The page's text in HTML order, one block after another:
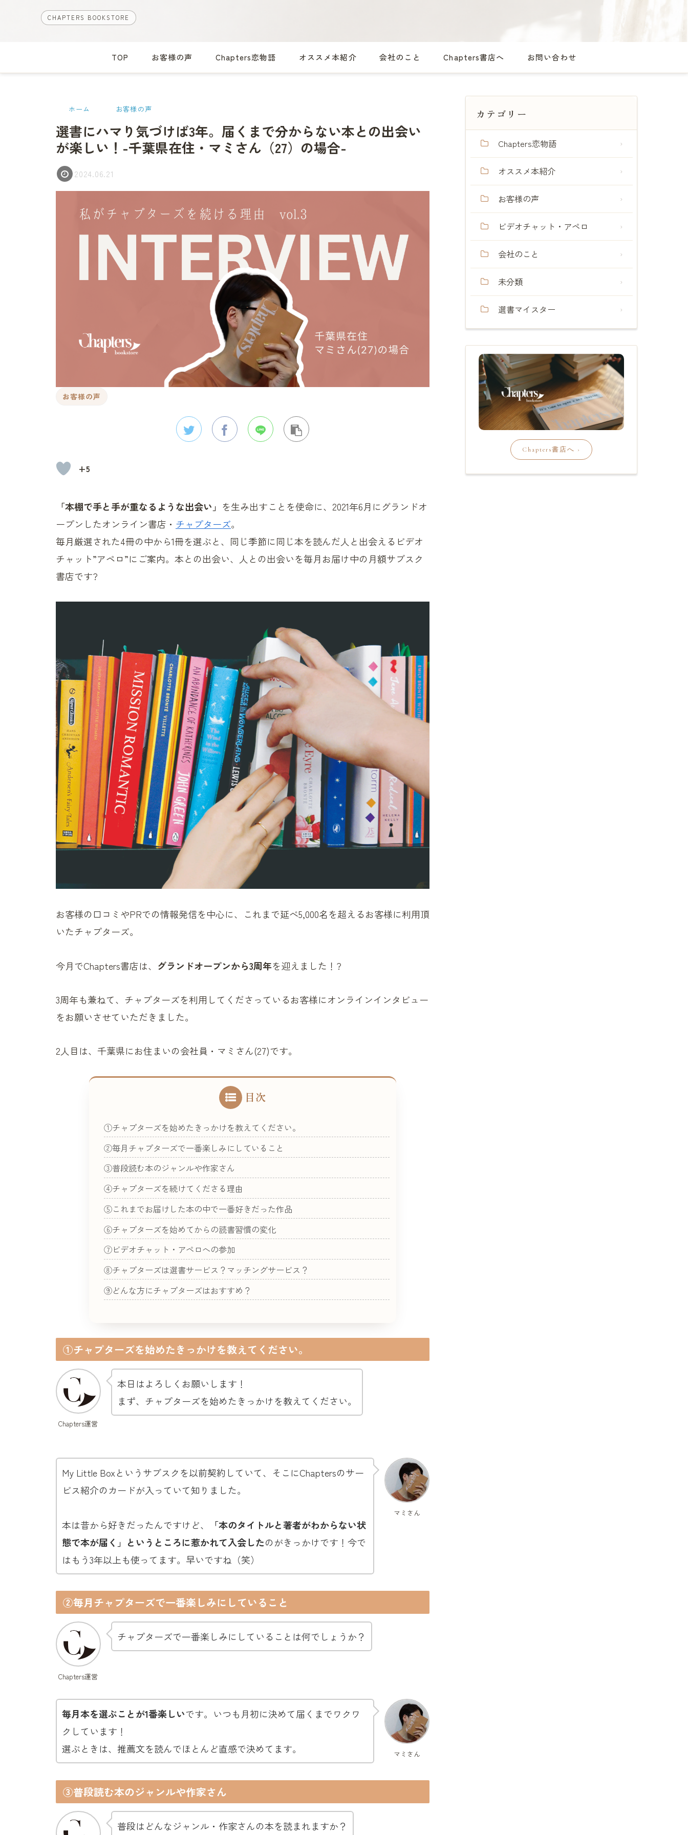
CHAPTERS BOOKSTORE
TOP お客様の声 Chapters恋物語 オススメ本紹介 会社のこと Chapters書店へ お問い合わせ
ホーム お客様の声
選書にハマり気づけば3年。届くまで分からない本との出会い
が楽しい！-千葉県在住・マミさん（27）の場合-
2024.06.21
お客様の声
+5
「本棚で手と手が重なるような出会い」 を生み出すことを使命に、2021年6月にグランドオ
ープンしたオンライン書店・ チャプターズ。
毎月厳選された4冊の中から1冊を選ぶと、同じ季節に同じ本を読んだ人と出会えるビデオ
チャット”アペロ”にご案内。本との出会い、人との出会いを毎月お届け中の月額サブスク
書店です?
お客様の口コミやPRでの情報発信を中心に、これまで延べ5,000名を超えるお客様に利用頂
いたチャプターズ。
今月でChapters書店は、 グランドオープンから3周年を迎えました！?
3周年も兼ねて、チャプターズを利用してくださっているお客様にオンラインインタビュー
をお願いさせていただきました。
2人目は、千葉県にお住まいの会社員・マミさん(27)です。
目次
①チャプターズを始めたきっかけを教えてください。
②毎月チャプターズで一番楽しみにしていること
③普段読む本のジャンルや作家さん
④チャプターズを続けてくださる理由
⑤これまでお届けした本の中で一番好きだった作品
⑥チャプターズを始めてからの読書習慣の変化
⑦ビデオチャット・アペロへの参加
⑧チャプターズは選書サービス？マッチングサービス？
⑨どんな方にチャプターズはおすすめ？
①チャプターズを始めたきっかけを教えてください。
Chapters運営
本日はよろしくお願いします！
まず、チャプターズを始めたきっかけを教えてください。
マミさん
My Little Boxというサブスクを以前契約していて、そこにChaptersのサー
ビス紹介のカードが入っていて知りました。
本は昔から好きだったんですけど、
「本のタイトルと著者がわからない状
態で本が届く」というところに惹かれて入会したのがきっかけです！今で
はもう3年以上も使ってます。早いですね（笑）
②毎月チャプターズで一番楽しみにしていること
Chapters運営
チャプターズで一番楽しみにしていることは何でしょうか？
マミさん
毎月本を選ぶことが1番楽しいです。いつも月初に決めて届くまでワクワ
クしています！
選ぶときは、推薦文を読んでほとんど直感で決めてます。
③普段読む本のジャンルや作家さん
普段はどんなジャンル・作家さんの本を読まれますか？
カテゴリー
Chapters恋物語
オススメ本紹介
お客様の声
ビデオチャット・アペロ
会社のこと
未分類
選書マイスター